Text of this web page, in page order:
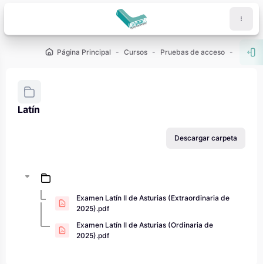
Página Principal Cursos Pruebas de acceso PAU -
Latín
Descargar carpeta
Examen Latín II de Asturias (Extraordinaria de
2025).pdf
Examen Latín II de Asturias (Ordinaria de
2025).pdf